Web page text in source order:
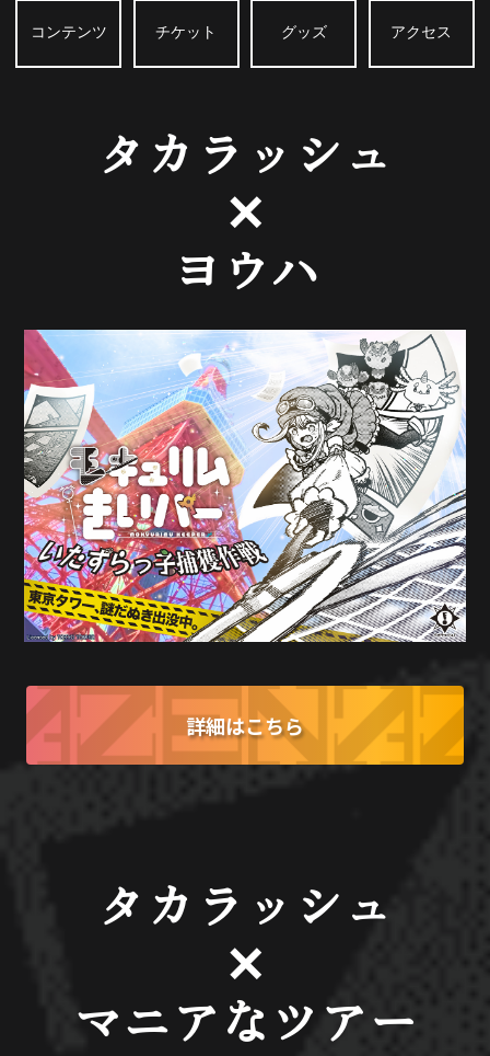
コンテンツ チケット グッズ アクセス
タカラッシュ
✕
ヨウハ
詳細はこちら
タカラッシュ
✕
マニアなツアー